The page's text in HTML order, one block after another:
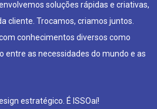
soluções rápidas e criativas,
cliente. Trocamos, criamos juntos.
conhecimentos diversos como
as necessidades do mundo e as
estratégico. É ISSOaí!